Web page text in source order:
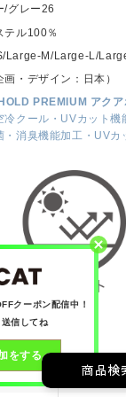
/グレー26
テル100％
Large-M/Large-L/
画・デザイン：日本）
PREMIUM アクア
冷クール・UVカット機
・消臭機能加工・UV
イズ
首周り1
クーポン配信中！
送信してね
をする
商品検